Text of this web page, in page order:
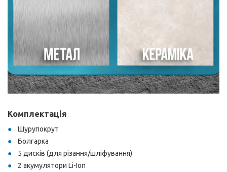
Комплектація
Шурупокрут
Болгарка
5 дисків (для різання/шліфування)
2 акумулятори Li-Ion